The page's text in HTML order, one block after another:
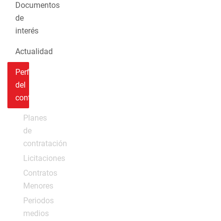
Documentos
de
interés
Actualidad
Perfil
del
contratante
Planes
de
contratación
Licitaciones
Contratos
Menores
Periodos
medios